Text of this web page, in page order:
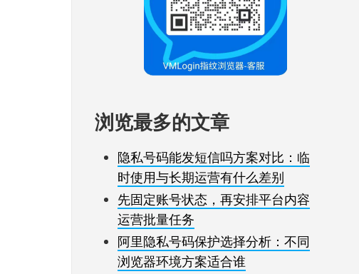
浏览最多的文章
隐私号码能发短信吗方案对比：临
时使用与长期运营有什么差别
先固定账号状态，再安排平台内容
运营批量任务
阿里隐私号码保护选择分析：不同
浏览器环境方案适合谁